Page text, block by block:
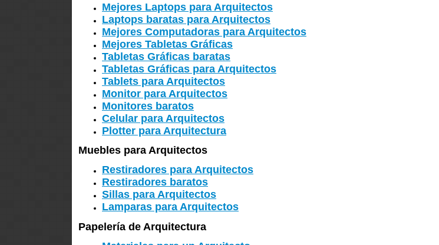
Mejores Laptops para Arquitectos
Laptops baratas para Arquitectos
Mejores Computadoras para Arquitectos
Mejores Tabletas Gráficas
Tabletas Gráficas baratas
Tabletas Gráficas para Arquitectos
Tablets para Arquitectos
Monitor para Arquitectos
Monitores baratos
Celular para Arquitectos
Plotter para Arquitectura
Muebles para Arquitectos
Restiradores para Arquitectos
Restiradores baratos
Sillas para Arquitectos
Lamparas para Arquitectos
Papelería de Arquitectura